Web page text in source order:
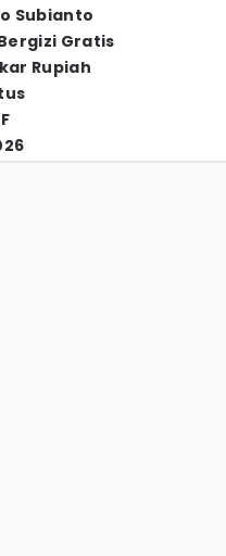
Subianto
Gratis
Rupiah